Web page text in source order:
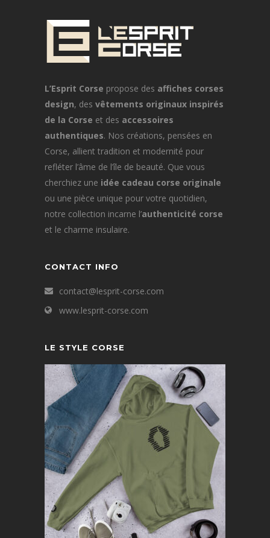
L’Esprit Corse propose des affiches corses
design, des vêtements originaux inspirés
de la Corse et des accessoires
authentiques. Nos créations, pensées en
Corse, allient tradition et modernité pour
refléter l’âme de l’île de beauté. Que vous
cherchiez une idée cadeau corse originale
ou une pièce unique pour votre quotidien,
notre collection incarne l’authenticité corse
et le charme insulaire.
CONTACT INFO
contact@lesprit-corse.com
www.lesprit-corse.com
LE STYLE CORSE